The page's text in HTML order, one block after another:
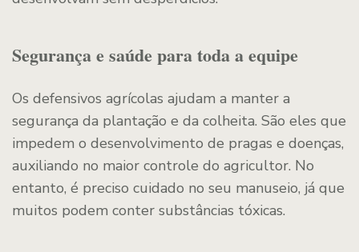
Segurança e saúde para toda a equipe
Os defensivos agrícolas ajudam a manter a
segurança da plantação e da colheita. São eles que
impedem o desenvolvimento de pragas e doenças,
auxiliando no maior controle do agricultor. No
entanto, é preciso cuidado no seu manuseio, já que
muitos podem conter substâncias tóxicas.